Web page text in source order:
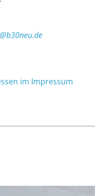
im Impressum